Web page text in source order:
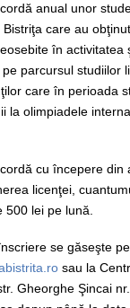
anual unor
care au
în activitatea
parcursul studiilor
care în perioada
la olimpiadele
cu începere din
licenţei,
500 lei pe lună.
se găseşte
sau la
Gheorghe Şincai